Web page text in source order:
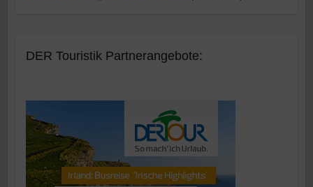
DER Touristik Partnerangebote: